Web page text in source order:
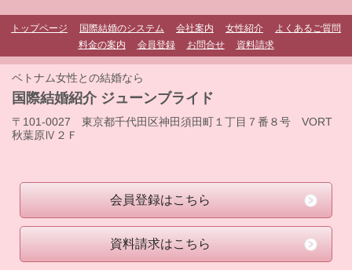
トップページ 国際結婚のシステム 会社案内 女性紹介
よくあるご質問
料金の案内
会員登録 お問合せ 資料請求
ベトナム女性との結婚なら
国際結婚紹介 ジューンブライド
〒101-0027 東京都千代田区神田須田町１丁目７番８号 VORT
秋葉原Ⅳ２Ｆ
会員登録はこちら
資料請求はこちら